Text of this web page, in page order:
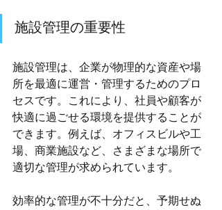
施設管理の重要性
施設管理は、企業が物理的な資産や場
所を最適に運営・管理するためのプロ
セスです。これにより、社員や顧客が
快適に過ごせる環境を提供することが
できます。例えば、オフィスビルや工
場、商業施設など、さまざまな場所で
適切な管理が求められています。
効率的な管理が不十分だと、予期せぬ